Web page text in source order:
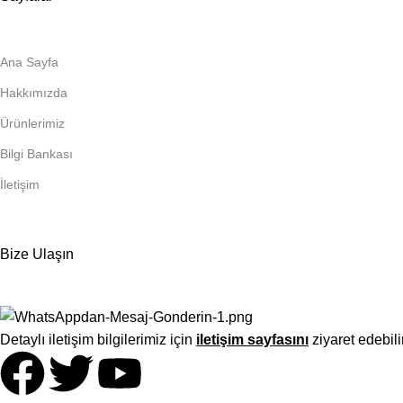
Ana Sayfa
Hakkımızda
Ürünlerimiz
Bilgi Bankası
İletişim
Bize Ulaşın
Detaylı iletişim bilgilerimiz için iletişim sayfasını ziyaret